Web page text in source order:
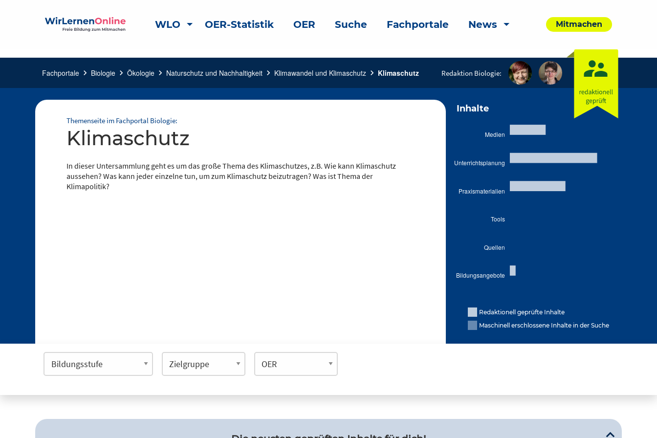
WLO OER-Statistik OER Suche Fachportale News Mitmachen
Fachportale chevron_right Biologie chevron_right Ökologie chevron_right Naturschutz und Nachhaltigkeit chevron_right Klimawandel und Klimaschutz chevron_right Klimaschutz Redaktion Biologie:
Themenseite im Fachportal Biologie:
Klimaschutz
In dieser Untersammlung geht es um das große Thema des Klimaschutzes, z.B. Wie kann Klimaschutz
aussehen? Was kann jeder einzelne tun, um zum Klimaschutz beizutragen? Was ist Thema der
Klimapolitik?
Inhalte
Redaktionell geprüfte Inhalte
Maschinell erschlossene Inhalte in der Suche